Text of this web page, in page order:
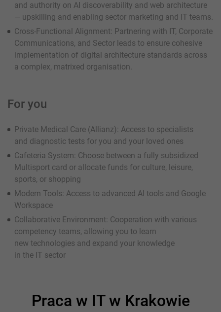
and authority on AI discoverability and web architecture
— upskilling and enabling sector marketing and IT teams.
Cross-Functional Alignment: Partnering with IT, Corporate
Communications, and Sector leads to ensure cohesive
implementation of digital architecture standards across
a complex, matrixed organisation.
For you
Private Medical Care (Allianz): Access to specialists
and diagnostic tests for you and your loved ones
Cafeteria System: Choose between a fully subsidized
Multisport card or allocate funds for culture, leisure,
sports, or shopping
Modern Tools: Access to advanced AI tools and Google
Workspace
Collaborative Environment: Cooperation with various
competency teams, allowing you to learn
new technologies and expand your knowledge
in the IT sector
Praca w IT w Krakowie